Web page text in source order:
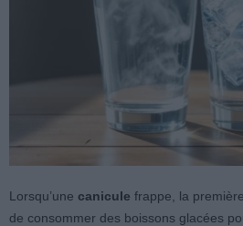
Lorsqu’une canicule frappe, la
de consommer des boissons glacées